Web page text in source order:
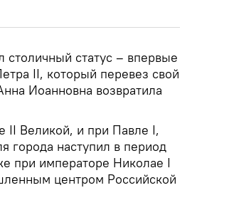
столичный статус – впервые
II, который перевез свой
Иоанновна возвратила
II Великой, и при Павле I,
города наступил в период
при императоре Николае I
центром Российской